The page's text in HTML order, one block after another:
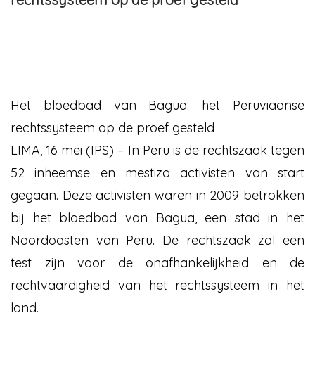
Het bloedbad van Bagua: het Peruviaanse
rechtssysteem op de proef gesteld
LIMA, 16 mei (IPS) – In Peru is de rechtszaak tegen
52 inheemse en mestizo activisten van start
gegaan. Deze activisten waren in 2009 betrokken
bij het bloedbad van Bagua, een stad in het
Noordoosten van Peru. De rechtszaak zal een
test zijn voor de onafhankelijkheid en de
rechtvaardigheid van het rechtssysteem in het
land.